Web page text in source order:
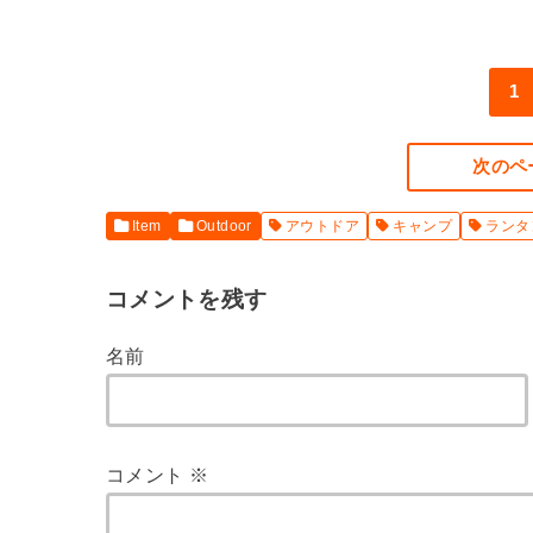
1
次の
Item Outdoor アウトドア キャンプ ランタ
コメントを残す
名前
コメント ※